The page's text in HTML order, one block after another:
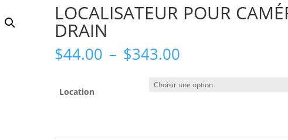
LOCALISATEUR POUR
DRAIN
$44.00 – $343.00Plage
prix :
$44.00
Location